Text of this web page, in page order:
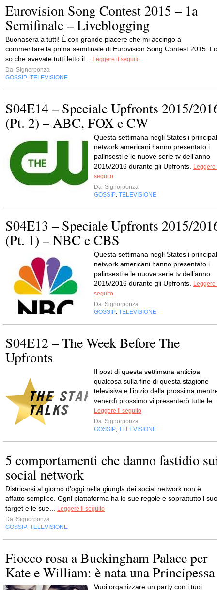
Eurovision Song Contest 2015 – 1a
Semifinale – Liveblogging
Buonasera a tutti! È con grande piacere che mi accingo a
commentare la prima semifinale di Eurovision Song Contest 2015. Lo
so che avevate tutti letto il...
Leggere il seguito
Da Signorponza
GOSSIP TELEVISIONE
S04E14 – Speciale Upfronts 2015/
(Pt. 2) – ABC, FOX e CW
Questa settimana negli States i
network americani hanno presentato i
palinsesti e le nuove serie tv dell’anno
2015/2016 durante gli Upfronts.
Leggere
seguito
Da Signorponza
GOSSIP TELEVISIONE
S04E13 – Speciale Upfronts 2015/
(Pt. 1) – NBC e CBS
Questa settimana negli States i
network americani hanno presentato i
palinsesti e le nuove serie tv dell’anno
2015/2016 durante gli Upfronts.
Leggere
seguito
Da Signorponza
GOSSIP TELEVISIONE
S04E12 – The Week Before The
Upfronts
Il post di questa settimana anticipa
qualcosa sulla fine di questa stagione
televisiva e l’inizio della prossima
venerdì prossimo vi presenterò tutte
Leggere il seguito
Da Signorponza
GOSSIP TELEVISIONE
5 comportamenti che danno fastidio
social network
Districarsi al giorno d’oggi nella giungla dei social network non è
affatto semplice. Ogni piattaforma ha le sue regole e soprattutto i
target e le sue...
Leggere il seguito
Da Signorponza
GOSSIP TELEVISIONE
Fiocco rosa a Buckingham Palace per
Kate e William: è nata una Principessa
Vuoi organizzare un party con i tuoi